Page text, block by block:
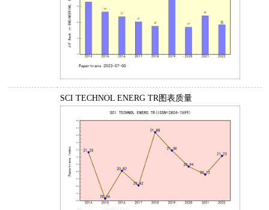
SCI TECHNOL ENERG TR图表质量